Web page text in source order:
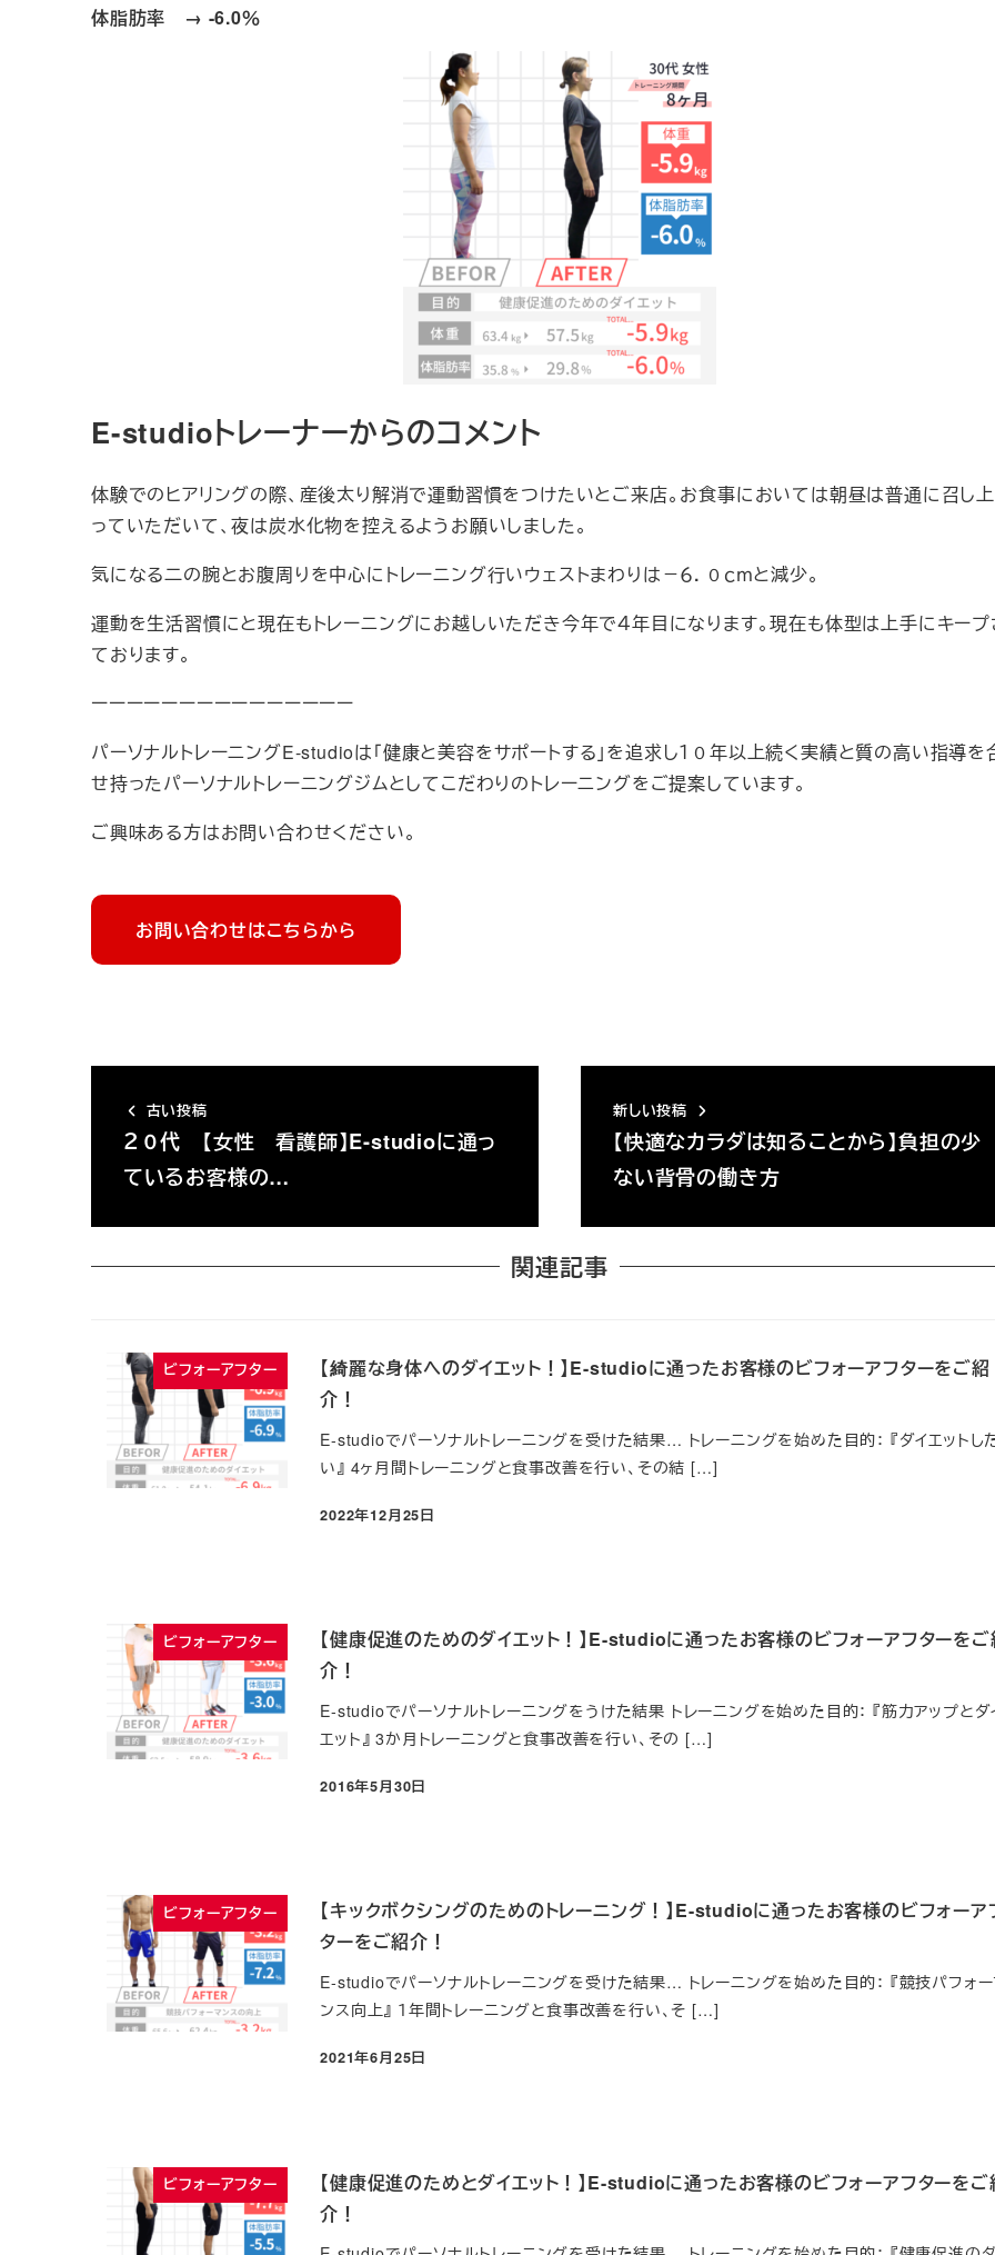
体脂肪率 → -6.0％
E-studioトレーナーからのコメント
体験でのヒアリングの際、産後太り解消で運動習慣をつけたいとご来店。お食事においては朝昼は普通に召し
っていただいて、夜は炭水化物を控えるようお願いしました。
気になる二の腕とお腹周りを中心にトレーニング行いウェストまわりは－６．０ｃｍと減少。
運動を生活習慣にと現在もトレーニングにお越しいただき今年で４年目になります。現在も体型は上手にキー
ております。
ーーーーーーーーーーーーーーー
パーソナルトレーニングE-studioは「健康と美容をサポートする」を追求し１０年以上続く実績と質の高い指導を
せ持ったパーソナルトレーニングジムとしてこだわりのトレーニングをご提案しています。
ご興味ある方はお問い合わせください。
お問い合わせはこちらから
古い投稿
２０代 【女性 看護師】E-studioに通っ
ているお客様の…
新しい投稿
【快適なカラダは知ることから】負担の少
ない背骨の働き方
関連記事
ビフォーアフター
【綺麗な身体へのダイエット！】E-studioに通ったお客様のビフォーアフターをご紹
介！
E-studioでパーソナルトレーニングを受けた結果… トレーニングを始めた目的： 『ダイエットし
い』 4ヶ月間トレーニングと食事改善を行い、その結 […]
投稿日
2022年12月25日
ビフォーアフター
【健康促進のためのダイエット！】E-studioに通ったお客様のビフォーアフターをご
介！
E-studioでパーソナルトレーニングをうけた結果 トレーニングを始めた目的： 『筋力アップとダ
エット』 3か月トレーニングと食事改善を行い、その […]
投稿日
2016年5月30日
ビフォーアフター
【キックボクシングのためのトレーニング！】E-studioに通ったお客様のビフォーア
ターをご紹介！
E-studioでパーソナルトレーニングを受けた結果… トレーニングを始めた目的： 『競技パフォー
ンス向上』 １年間トレーニングと食事改善を行い、そ […]
投稿日
2021年6月25日
ビフォーアフター
【健康促進のためとダイエット！】E-studioに通ったお客様のビフォーアフターをご
介！